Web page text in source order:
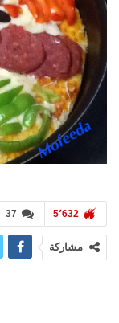
37 5٬632
مشاركة